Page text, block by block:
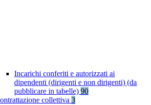
Incarichi conferiti e autorizzati ai
dipendenti (dirigenti e non dirigenti) (da
pubblicare in tabelle) 90
collettiva 3